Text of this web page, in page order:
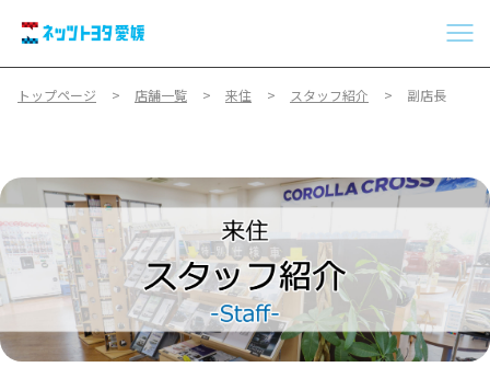
トップページ 店舗一覧 来住 スタッフ紹介 副店長